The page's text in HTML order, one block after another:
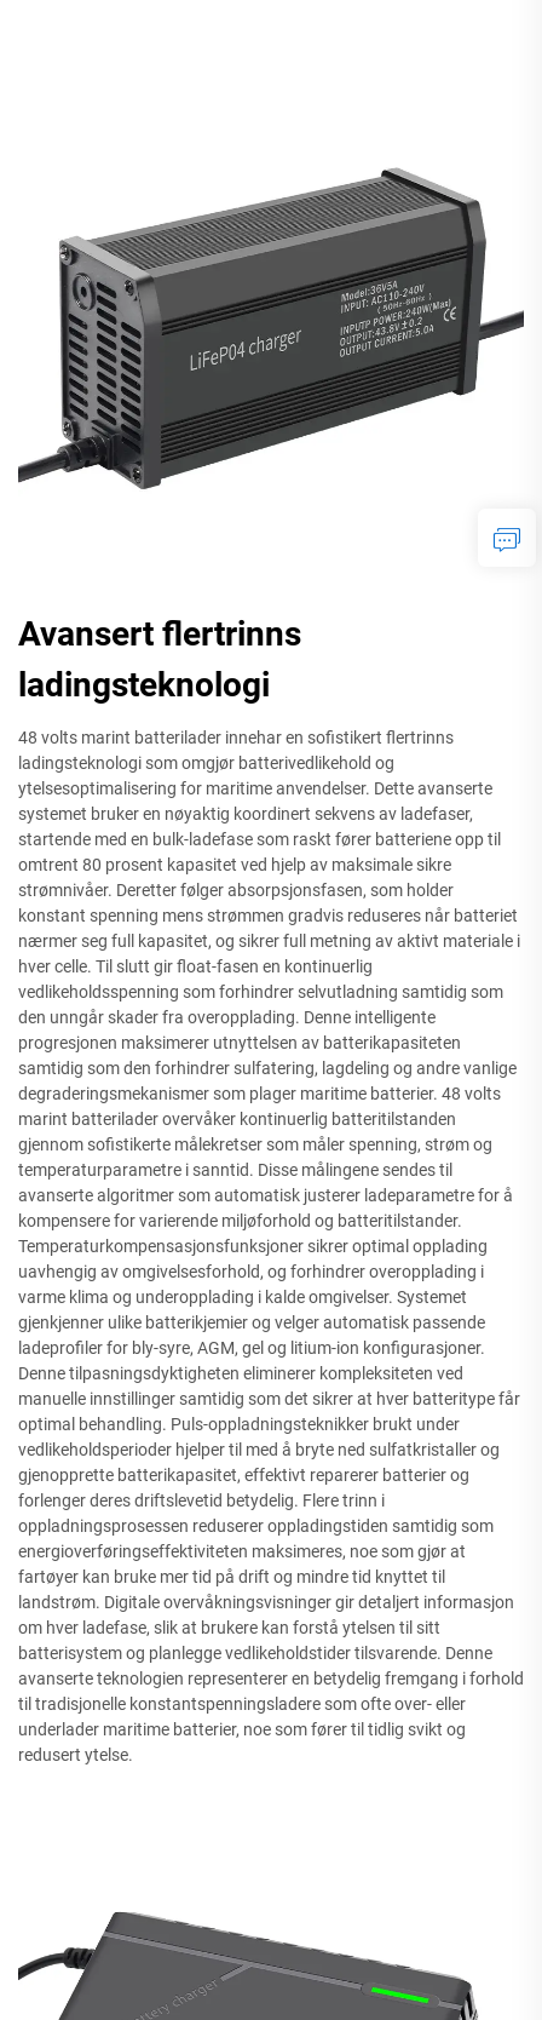
Avansert flertrinns
ladingsteknologi
48 volts marint batterilader innehar en sofistikert flertrinns
ladingsteknologi som omgjør batterivedlikehold og
ytelsesoptimalisering for maritime anvendelser. Dette avanserte
systemet bruker en nøyaktig koordinert sekvens av ladefaser,
startende med en bulk-ladefase som raskt fører batteriene opp til
omtrent 80 prosent kapasitet ved hjelp av maksimale sikre
strømnivåer. Deretter følger absorpsjonsfasen, som holder
konstant spenning mens strømmen gradvis reduseres når batteriet
nærmer seg full kapasitet, og sikrer full metning av aktivt materiale i
hver celle. Til slutt gir float-fasen en kontinuerlig
vedlikeholdsspenning som forhindrer selvutladning samtidig som
den unngår skader fra overopplading. Denne intelligente
progresjonen maksimerer utnyttelsen av batterikapasiteten
samtidig som den forhindrer sulfatering, lagdeling og andre vanlige
degraderingsmekanismer som plager maritime batterier. 48 volts
marint batterilader overvåker kontinuerlig batteritilstanden
gjennom sofistikerte målekretser som måler spenning, strøm og
temperaturparametre i sanntid. Disse målingene sendes til
avanserte algoritmer som automatisk justerer ladeparametre for å
kompensere for varierende miljøforhold og batteritilstander.
Temperaturkompensasjonsfunksjoner sikrer optimal opplading
uavhengig av omgivelsesforhold, og forhindrer overopplading i
varme klima og underopplading i kalde omgivelser. Systemet
gjenkjenner ulike batterikjemier og velger automatisk passende
ladeprofiler for bly-syre, AGM, gel og litium-ion konfigurasjoner.
Denne tilpasningsdyktigheten eliminerer kompleksiteten ved
manuelle innstillinger samtidig som det sikrer at hver batteritype får
optimal behandling. Puls-oppladningsteknikker brukt under
vedlikeholdsperioder hjelper til med å bryte ned sulfatkristaller og
gjenopprette batterikapasitet, effektivt reparerer batterier og
forlenger deres driftslevetid betydelig. Flere trinn i
oppladningsprosessen reduserer oppladingstiden samtidig som
energioverføringseffektiviteten maksimeres, noe som gjør at
fartøyer kan bruke mer tid på drift og mindre tid knyttet til
landstrøm. Digitale overvåkningsvisninger gir detaljert informasjon
om hver ladefase, slik at brukere kan forstå ytelsen til sitt
batterisystem og planlegge vedlikeholdstider tilsvarende. Denne
avanserte teknologien representerer en betydelig fremgang i forhold
til tradisjonelle konstantspenningsladere som ofte over- eller
underlader maritime batterier, noe som fører til tidlig svikt og
redusert ytelse.